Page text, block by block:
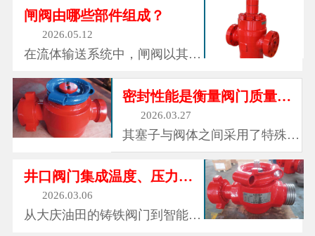
防止闸...
而驱动闸板在阀体内做垂直升降
运动。当闸板完全升起时，流体
可沿阀体通道顺畅通过，此时阀
门处于全开状态;当闸板下降至
与阀座完全贴合时，流体被阻
断，阀...
闸阀由哪些部件组成？
2026.05.12
在流体输送系统中，闸阀以其结
良的特点，成为各行各业不可或
缺的控制设备。它默默伫立在管
道之间，通过启闭闸板来控制流
体的通断，调节流量大小，守护
政供...
密封性能是衡量阀门质量的重要指标之一
2026.03.27
其塞子与阀体之间采用了特殊的
密封设计，通常采用橡胶、聚四
氟乙烯等优质密封材料，能够形
成可靠的密封屏障，有效防止介
质泄漏。无论是气体、液体还是
腐蚀性介质，旋塞阀都能紧紧锁
井口阀门集成温度、压力、振动等16类传感器
2026.03.06
从大庆油田的铸铁阀门到智能油